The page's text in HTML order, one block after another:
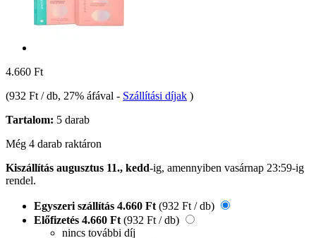
4.660 Ft
(932 Ft / db, 27% áfával - Szállítási díjak )
Tartalom: 5 darab
Még 4 darab raktáron
Kiszállítás augusztus 11., kedd-ig, amennyiben vasárnap 23:59-ig
rendel.
Egyszeri szállítás 4.660 Ft (932 Ft / db)
Előfizetés 4.660 Ft (932 Ft / db)
nincs további díj